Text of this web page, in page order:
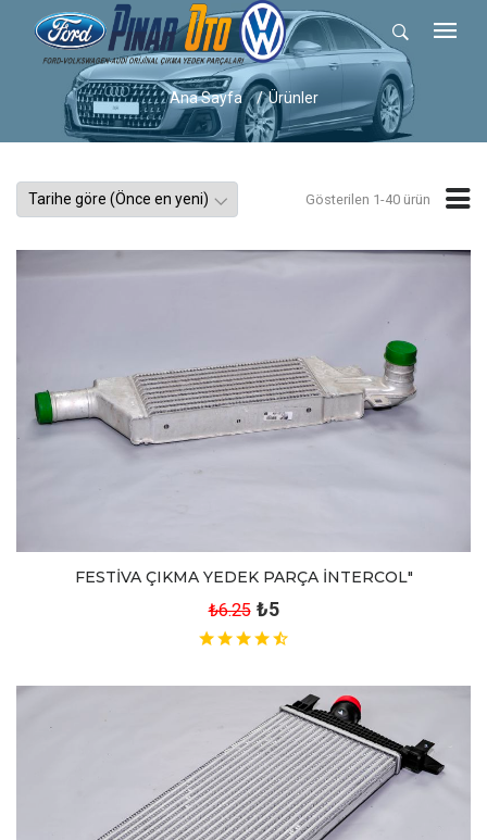
Ana Sayfa Ürünler
Gösterilen 1-40 ürün
FESTİVA ÇIKMA YEDEK PARÇA İNTERCOL"
₺6.25 ₺5